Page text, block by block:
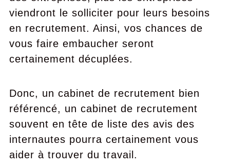
viendront le solliciter pour leurs besoins
en recrutement. Ainsi, vos chances de
vous faire embaucher seront
certainement décuplées.
Donc, un cabinet de recrutement bien
référencé, un cabinet de recrutement
souvent en tête de liste des avis des
internautes pourra certainement vous
aider à trouver du travail.